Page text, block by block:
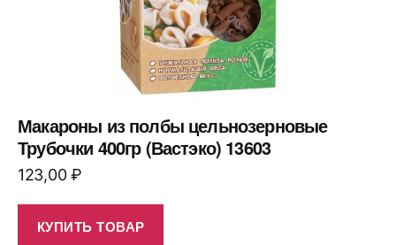
Макароны из полбы цельнозерновые
Трубочки 400гр (Вастэко) 13603
123,00₽
КУПИТЬ ТОВАР